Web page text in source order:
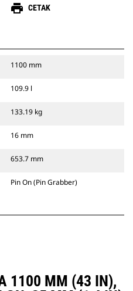
print CETAK
1100 mm
109.9 l
133.19 kg
16 mm
653.7 mm
Pin On (Pin Grabber)
1100 MM (43 IN),